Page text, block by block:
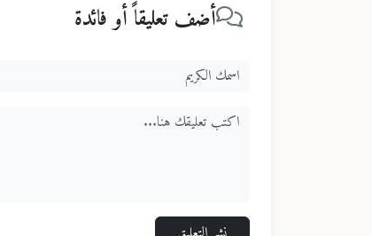
أضف تعليقاً أو فائدة